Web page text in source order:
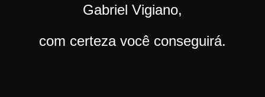
Gabriel Vigiano,
com certeza você conseguirá.